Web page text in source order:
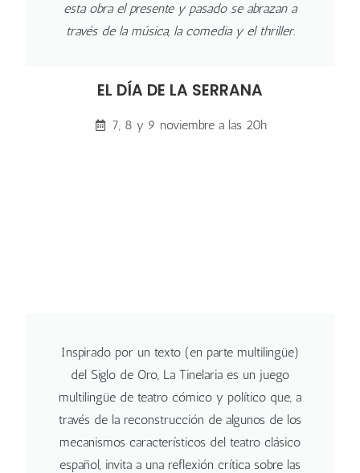
esta obra el presente y pasado se abrazan a
través de la música, la comedia y el thriller.
EL DÍA DE LA SERRANA
7, 8 y 9 noviembre a las 20h
Inspirado por un texto (en parte multilingüe)
del Siglo de Oro, La Tinelaria es un juego
multilingüe de teatro cómico y político que, a
través de la reconstrucción de algunos de los
mecanismos característicos del teatro clásico
español, invita a una reflexión crítica sobre las